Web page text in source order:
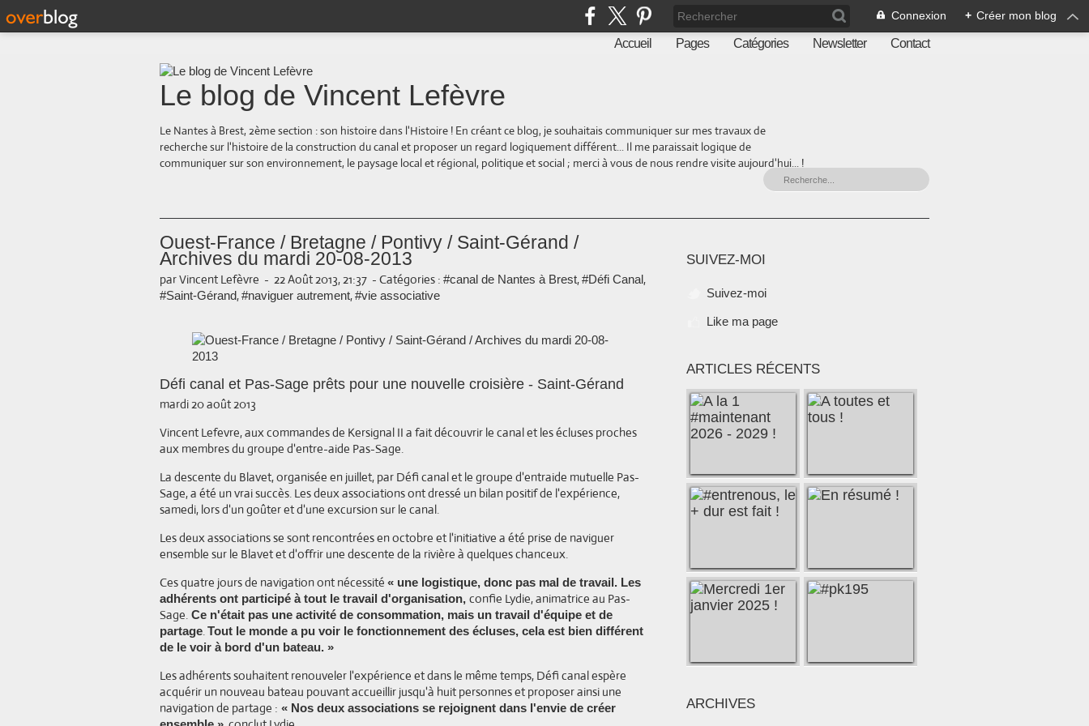
Connexion + Créer mon blog
Accueil Pages Catégories Newsletter Contact
Le blog de Vincent Lefèvre
Le Nantes à Brest, 2ème section : son histoire dans l'Histoire ! En créant ce blog, je souhaitais communiquer sur mes travaux de
recherche sur l'histoire de la construction du canal et proposer un regard logiquement différent... Il me paraissait logique de
communiquer sur son environnement, le paysage local et régional, politique et social ; merci à vous de nous rendre visite aujourd'hui... !
Ouest-France / Bretagne / Pontivy / Saint-Gérand /
Archives du mardi 20-08-2013
par Vincent Lefèvre - 22 Août 2013, 21:37 - Catégories : #canal de Nantes à Brest,#Défi Canal,
#Saint-Gérand,#naviguer autrement,#vie associative
Défi canal et Pas-Sage prêts pour une nouvelle croisière - Saint-Gérand
mardi 20 août 2013
Vincent Lefevre, aux commandes de Kersignal II a fait découvrir le canal et les écluses proches
aux membres du groupe d'entre-aide Pas-Sage.
La descente du Blavet, organisée en juillet, par Défi canal et le groupe d'entraide mutuelle Pas-
Sage, a été un vrai succès. Les deux associations ont dressé un bilan positif de l'expérience,
samedi, lors d'un goûter et d'une excursion sur le canal.
Les deux associations se sont rencontrées en octobre et l'initiative a été prise de naviguer
ensemble sur le Blavet et d'offrir une descente de la rivière à quelques chanceux.
Ces quatre jours de navigation ont nécessité « une logistique, donc pas mal de travail. Les
adhérents ont participé à tout le travail d'organisation, confie Lydie, animatrice au Pas-
Sage. Ce n'était pas une activité de consommation, mais un travail d'équipe et de
partage.Tout le monde a pu voir le fonctionnement des écluses, cela est bien différent
de le voir à bord d'un bateau. »
Les adhérents souhaitent renouveler l'expérience et dans le même temps, Défi canal espère
acquérir un nouveau bateau pouvant accueillir jusqu'à huit personnes et proposer ainsi une
navigation de partage : « Nos deux associations se rejoignent dans l'envie de créer
SUIVEZ-MOI
Suivez-moi
Like ma page
ARTICLES RÉCENTS
ARCHIVES